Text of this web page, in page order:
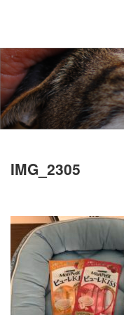
IMG_2305
Menu
ホーム
料金
里親について
お問い合わせ